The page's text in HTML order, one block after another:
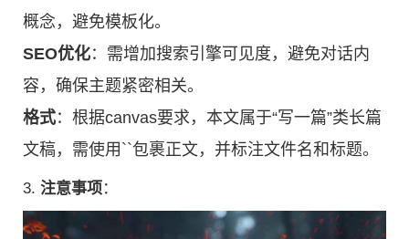
概念，避免模板化。
SEO优化：需增加搜索引擎可见度，避免对话内
容，确保主题紧密相关。
格式：根据canvas要求，本文属于“写一篇”类长篇
文稿，需使用``包裹正文，并标注文件名和标题。
3. 注意事项：